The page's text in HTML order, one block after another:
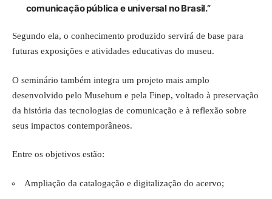
comunicação pública e universal no Brasil.”
Segundo ela, o conhecimento produzido servirá de base para
futuras exposições e atividades educativas do museu.
O seminário também integra um projeto mais amplo
desenvolvido pelo Musehum e pela Finep, voltado à preservação
da história das tecnologias de comunicação e à reflexão sobre
seus impactos contemporâneos.
Entre os objetivos estão:
Ampliação da catalogação e digitalização do acervo;